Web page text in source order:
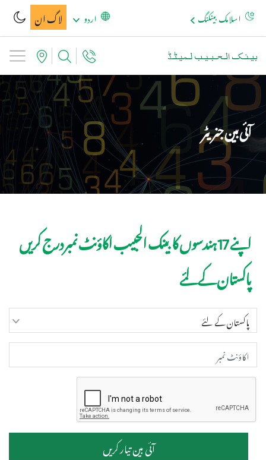
لاگ ان اردو اسلامک بینکنگ
آئی بین جنریٹر
اپنے 17 ہندسوں کا بینک الحبیب اکاؤنٹ نمبر درج کریں
پاکستان کے لئے
آئی بین تیار کریں